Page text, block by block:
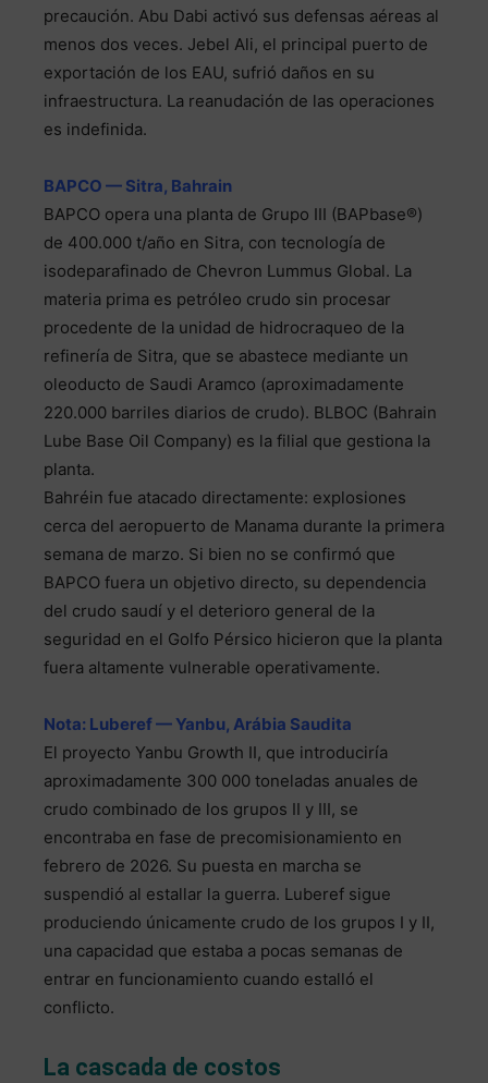
precaución. Abu Dabi activó sus defensas aéreas al
menos dos veces. Jebel Ali, el principal puerto de
exportación de los EAU, sufrió daños en su
infraestructura. La reanudación de las operaciones
es indefinida.
BAPCO — Sitra, Bahrain
BAPCO opera una planta de Grupo III (BAPbase®)
de 400.000 t/año en Sitra, con tecnología de
isodeparafinado de Chevron Lummus Global. La
materia prima es petróleo crudo sin procesar
procedente de la unidad de hidrocraqueo de la
refinería de Sitra, que se abastece mediante un
oleoducto de Saudi Aramco (aproximadamente
220.000 barriles diarios de crudo). BLBOC (Bahrain
Lube Base Oil Company) es la filial que gestiona la
planta.
Bahréin fue atacado directamente: explosiones
cerca del aeropuerto de Manama durante la primera
semana de marzo. Si bien no se confirmó que
BAPCO fuera un objetivo directo, su dependencia
del crudo saudí y el deterioro general de la
seguridad en el Golfo Pérsico hicieron que la planta
fuera altamente vulnerable operativamente.
Nota: Luberef — Yanbu, Arábia Saudita
El proyecto Yanbu Growth II, que introduciría
aproximadamente 300 000 toneladas anuales de
crudo combinado de los grupos II y III, se
encontraba en fase de precomisionamiento en
febrero de 2026. Su puesta en marcha se
suspendió al estallar la guerra. Luberef sigue
produciendo únicamente crudo de los grupos I y II,
una capacidad que estaba a pocas semanas de
entrar en funcionamiento cuando estalló el
conflicto.
La cascada de costos